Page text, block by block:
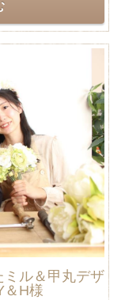
ル＆甲丸デザ
H様